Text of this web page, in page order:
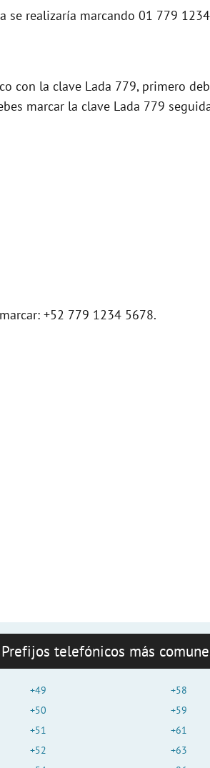
se realizaría marcando 01 779
con la clave Lada 779, primero
marcar la clave Lada 779
+52 779 1234 5678.
Prefijos telefónicos más
+49
+50
+51
+52
+58
+59
+61
+63